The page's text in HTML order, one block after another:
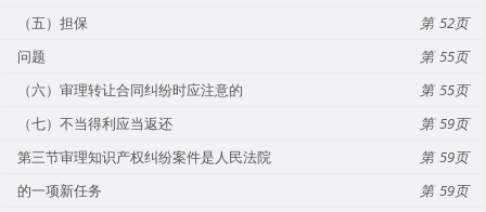
（五）担保
52
问题
55
（六）审理转让合同纠纷时应注意的
55
（七）不当得利应当返还
59
第三节审理知识产权纠纷案件是人民法院
59
的一项新任务
59